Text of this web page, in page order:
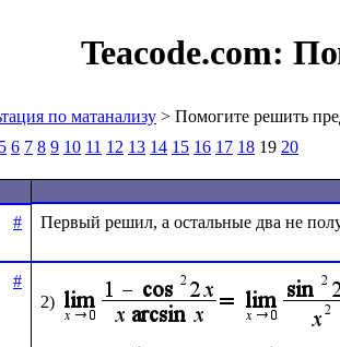
Teacode.com:
по матанализу > Помогите решить
5 6 7 8 9 10 11 12 13 14 15 16 17 18 19 20
#
#
2)